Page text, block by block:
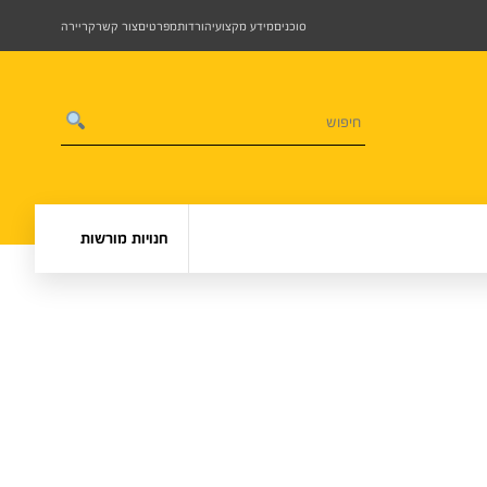
סוכניםמידע מקצועיהורדותמפרטיםצור קשרקריירה
חנויות מורשות